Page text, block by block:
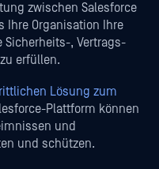
zwischen Salesforce
Ihre Organisation Ihre
, Vertrags-
erfüllen.
Lösung zum
Plattform können
und
und schützen.